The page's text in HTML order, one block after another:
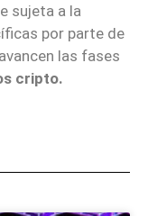
sujeta a la
por parte de
las fases
cripto.